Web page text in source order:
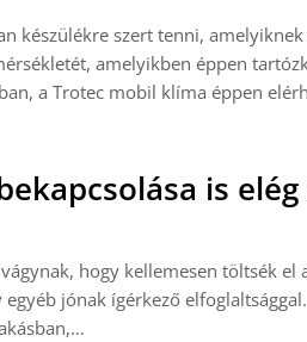
készülékre szert tenni,
amelyikben éppen
a Trotec mobil klíma éppen
is
hogy kellemesen töltsék el
jónak ígérkező